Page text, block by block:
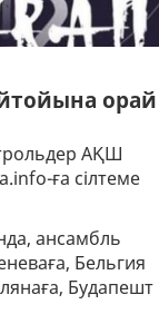
орай
АҚШ
ға сілтеме
ансамбль
Бельгия
Будапешт